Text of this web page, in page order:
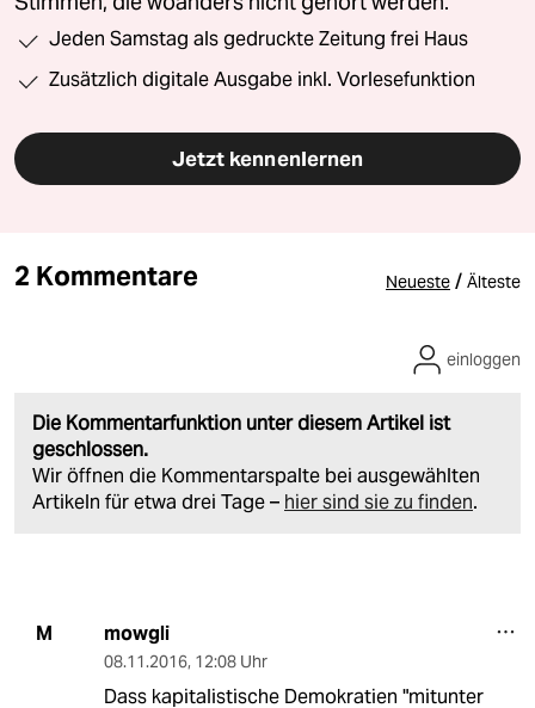
Jeden Samstag als gedruckte Zeitung frei Haus
Zusätzlich digitale Ausgabe inkl. Vorlesefunktion
Jetzt kennenlernen
2 Kommentare Neueste / Älteste
Die Kommentarfunktion unter diesem Artikel ist
geschlossen.
Wir öffnen die Kommentarspalte bei ausgewählten
Artikeln für etwa drei Tage – hier sind sie zu finden.
einloggen
M mowgli
08.11.2016, 12:08 Uhr
Dass kapitalistische Demokratien "mitunter